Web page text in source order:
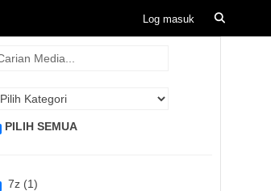
PILIH SEMUA
7z (1)